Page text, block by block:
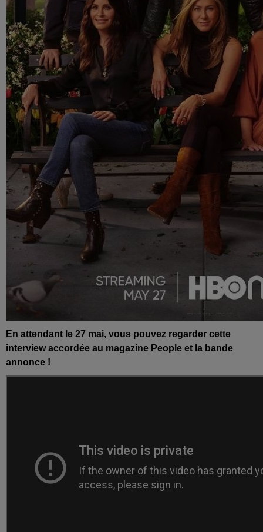
En attendant le 27 mai, vous pouvez regarder cette
interview accordée au magazine People et la bande
annonce !